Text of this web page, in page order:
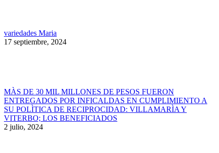
variedades Maria
17 septiembre, 2024
MÀS DE 30 MIL MILLONES DE PESOS FUERON
ENTREGADOS POR INFICALDAS EN CUMPLIMIENTO A
SU POLÌTICA DE RECIPROCIDAD: VILLAMARÌA Y
VITERBO; LOS BENEFICIADOS
2 julio, 2024